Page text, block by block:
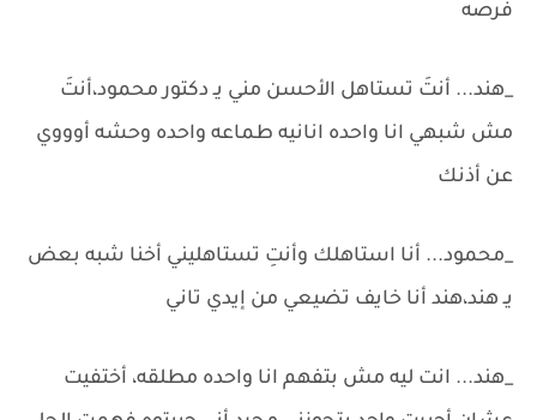
فرصه
_هند... أنتَ تستاهل الأحسن مني يـ دكتور محمود،أنتَ
مش شبهي انا واحده انانيه طماعه واحده وحشه أوووي
عن أذنك
_محمود... أنا استاهلك وأنتِ تستاهليني أخنا شبه بعض
يـ هند،هند أنا خايف تضيعي من إيدي تاني
_هند... انت ليه مش بتفهم انا واحده مطلقه، أختفيت